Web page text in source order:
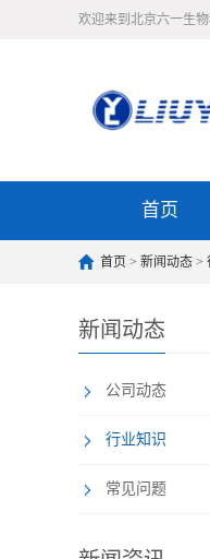
欢迎来到北京六一生
首页
首页 > 新闻动态 >
新闻动态
公司动态
行业知识
常见问题